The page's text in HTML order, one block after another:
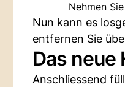
Nehmen
Nun kann es
entfernen Sie
Das neue
Anschliessend